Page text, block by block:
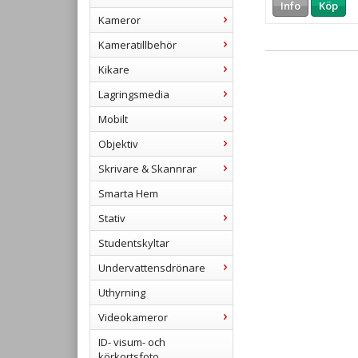
Kameror
Kameratillbehör
Kikare
Lagringsmedia
Mobilt
Objektiv
Skrivare & Skannrar
Smarta Hem
Stativ
Studentskyltar
Undervattensdrönare
Uthyrning
Videokameror
ID- visum- och
Info Köp